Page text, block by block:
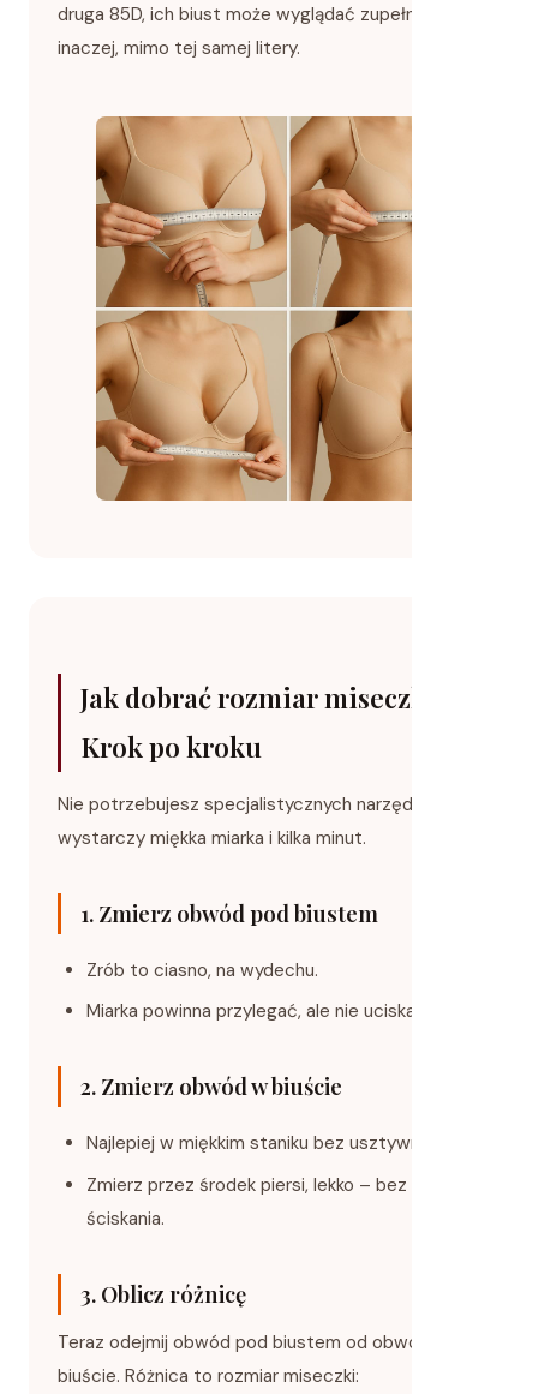
druga 85D, ich biust może wyglądać zupełnie
inaczej, mimo tej samej litery.
Jak dobrać rozmiar miseczki?
Krok po kroku
Nie potrzebujesz specjalistycznych narzędzi –
wystarczy miękka miarka i kilka minut.
1. Zmierz obwód pod biustem
Zrób to ciasno, na wydechu.
Miarka powinna przylegać, ale nie uciskać skóry.
2. Zmierz obwód w biuście
Najlepiej w miękkim staniku bez usztywnień.
Zmierz przez środek piersi, lekko – bez
ściskania.
3. Oblicz różnicę
Teraz odejmij obwód pod biustem od obwodu w
biuście. Różnica to rozmiar miseczki: